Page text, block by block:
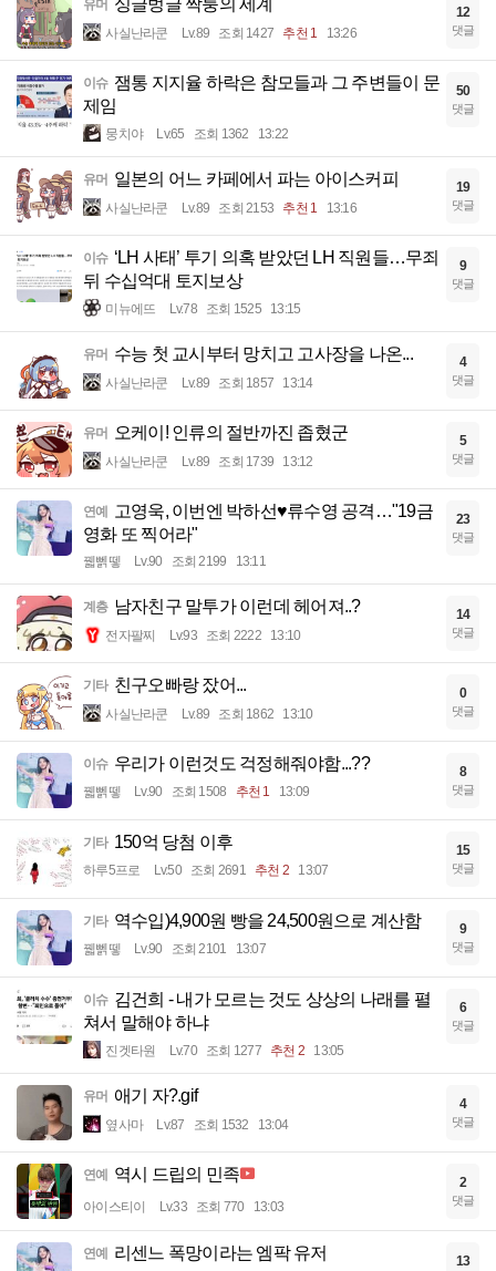
유머 싱글벙글 짝퉁의 세계
사실난라쿤 Lv.89 조회 1427 추천 1 13:26
12
댓글
이슈 잼통 지지율 하락은 참모들과 그 주변들이 문
제임
뭉치야 Lv.65 조회 1362 13:22
50
댓글
유머 일본의 어느 카페에서 파는 아이스커피
사실난라쿤 Lv.89 조회 2153 추천 1 13:16
19
댓글
이슈 ‘LH 사태’ 투기 의혹 받았던 LH 직원들…무죄
뒤 수십억대 토지보상
미뉴에뜨 Lv.78 조회 1525 13:15
9
댓글
유머 수능 첫 교시부터 망치고 고사장을 나온...
사실난라쿤 Lv.89 조회 1857 13:14
4
댓글
유머 오케이! 인류의 절반까진 좁혔군
사실난라쿤 Lv.89 조회 1739 13:12
5
댓글
연예
고영욱, 이번엔 박하선♥류수영 공격…"19금
영화 또 찍어라"
꿻뻵뗗 Lv.90 조회 2199 13:11
23
댓글
계층 남자친구 말투가 이런데 헤어져..?
전자팔찌 Lv.93 조회 2222 13:10
14
댓글
기타 친구오빠랑 잤어...
사실난라쿤 Lv.89 조회 1862 13:10
0
댓글
이슈 우리가 이런것도 걱정해줘야함...??
꿻뻵뗗 Lv.90 조회 1508 추천 1 13:09
8
댓글
기타 150억 당첨 이후
하루5프로 Lv.50 조회 2691 추천 2 13:07
15
댓글
기타 역수입)4,900원 빵을 24,500원으로 계산함
꿻뻵뗗 Lv.90 조회 2101 13:07
9
댓글
이슈 김건희 - 내가 모르는 것도 상상의 나래를 펼
쳐서 말해야 하냐
진겟타원 Lv.70 조회 1277 추천 2 13:05
6
댓글
유머 애기 자?.gif
옆사마 Lv.87 조회 1532 13:04
4
댓글
연예 역시 드립의 민족
아이스티이 Lv.33 조회 770 13:03
2
댓글
연예 리센느 폭망이라는 엠팍 유저 13